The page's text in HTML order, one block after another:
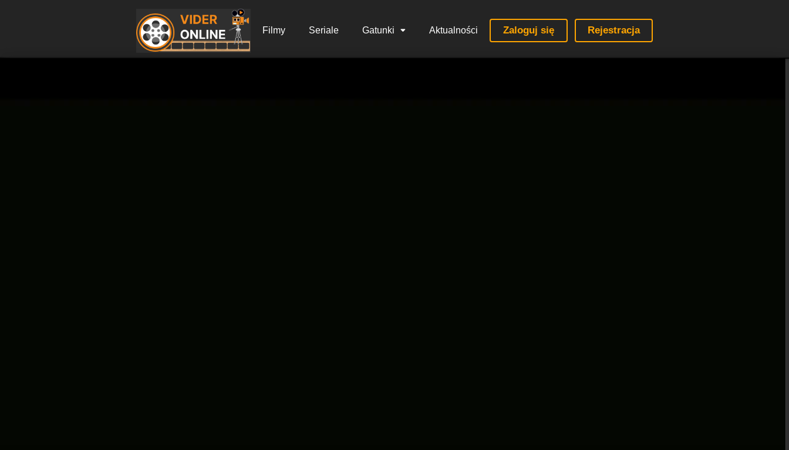
Filmy Seriale Gatunki Aktualności Zaloguj się Rejestracja